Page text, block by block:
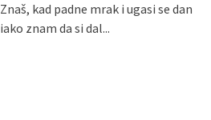
Znaš, kad padne mrak i ugasi se dan
iako znam da si dal...